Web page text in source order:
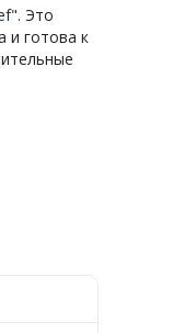
". Это
и готова к